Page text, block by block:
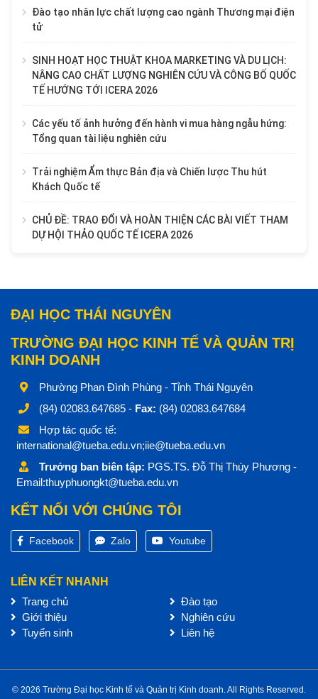
Đào tạo nhân lực chất lượng cao ngành Thương mại điện
tử
SINH HOẠT HỌC THUẬT KHOA MARKETING VÀ DU LỊCH:
NÂNG CAO CHẤT LƯỢNG NGHIÊN CỨU VÀ CÔNG BỐ QUỐC
TẾ HƯỚNG TỚI ICERA 2026
Các yếu tố ảnh hưởng đến hành vi mua hàng ngẫu hứng:
Tổng quan tài liệu nghiên cứu
Trải nghiệm Ẩm thực Bản địa và Chiến lược Thu hút
Khách Quốc tế
CHỦ ĐỀ: TRAO ĐỔI VÀ HOÀN THIỆN CÁC BÀI VIẾT THAM
DỰ HỘI THẢO QUỐC TẾ ICERA 2026
ĐẠI HỌC THÁI NGUYÊN
TRƯỜNG ĐẠI HỌC KINH TẾ VÀ QUẢN TRỊ
KINH DOANH
Phường Phan Đình Phùng - Tỉnh Thái Nguyên
(84) 02083.647685 - Fax: (84) 02083.647684
Hợp tác quốc tế:
international@tueba.edu.vn;iie@tueba.edu.vn
Trưởng ban biên tập: PGS.TS. Đỗ Thị Thúy Phương -
Email:thuyphuongkt@tueba.edu.vn
KẾT NỐI VỚI CHÚNG TÔI
Facebook Zalo Youtube
LIÊN KẾT NHANH
Trang chủ
Giới thiệu
Tuyển sinh
Đào tạo
Nghiên cứu
Liên hệ
© 2026 Trường Đại học Kinh tế và Quản trị Kinh doanh. All Rights Reserved.